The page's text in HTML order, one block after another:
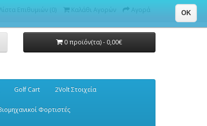
OK
Επιθυμιών (0) Καλάθι Αγορών Αγορά
0 προϊόν(τα) - 0,00€
Golf Cart 2Volt Στοιχεία
Φορτιστές